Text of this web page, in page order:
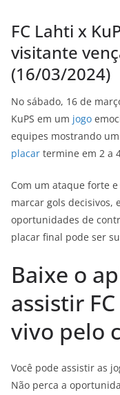
FC Lahti x
visitante
(16/03/2024)
No sábado, 16 de
KuPS em um jogo
equipes mostrando
placar termine em 2 a
Com um ataque forte
marcar gols decisivos,
oportunidades de
placar final pode ser
Baixe o
assistir
vivo pelo
Você pode assistir as
Não perca a